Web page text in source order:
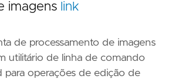
imagens link
de processamento de imagens
utilitário de linha de comando
para operações de edição de